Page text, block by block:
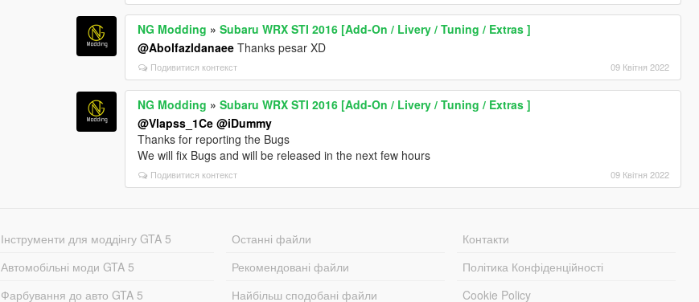
NG Modding »Subaru WRX STI 2016 [Add-On / Livery / Tuning / Extras ]
@Abolfazldanaee Thanks pesar XD
Подивитися контекст 09 Квітня 2022
NG Modding »Subaru WRX STI 2016 [Add-On / Livery / Tuning / Extras ]
@Vlapss_1Ce @iDummy
Thanks for reporting the Bugs
We will fix Bugs and will be released in the next few hours
Подивитися контекст 09 Квітня 2022
Інструменти для моддінгу GTA 5
Автомобільні моди GTA 5
Фарбування до авто GTA 5
Останні файли
Рекомендовані файли
Найбільш сподобані файли
Контакти
Політика Конфіденційності
Cookie Policy